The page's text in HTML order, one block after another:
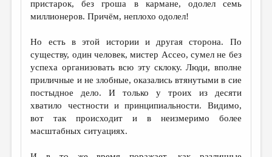
пристарок, без гроша в кармане, одолел семь
миллионеров. Причём, неплохо одолел!
Но есть в этой истории и другая сторона. По
существу, один человек, мистер Ассео, сумел не без
успеха организовать всю эту склоку. Люди, вполне
приличные и не злобные, оказались втянутыми в сие
постыдное дело. И только у троих из десяти
хватило честности и принципиальности. Видимо,
вот так происходит и в неизмеримо более
масштабных ситуациях.